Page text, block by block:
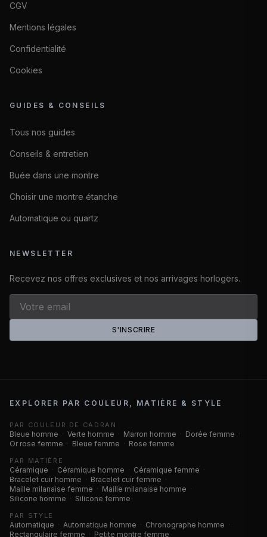
CGV
Mentions légales
Confidentialité
Cookies
GUIDES & CONSEILS
Tous nos guides
Conseils & entretien
Buée dans une montre
Choisir une montre étanche
Automatique ou quartz
NEWSLETTER
Recevez nos offres exclusives et nos arrivages horlogers.
S'INSCRIRE
EXPLORER PAR COULEUR, MATIÈRE & STYLE
PAR COULEUR DE CADRAN
Bleue homme · Verte homme · Marron homme · Dorée femme ·
Or rose femme · Bleue femme · Rose femme
PAR MATIÈRE
Céramique · Céramique homme · Céramique femme ·
Bracelet cuir homme · Bracelet cuir femme ·
Maille milanaise femme · Maille milanaise homme ·
Silicone homme · Silicone femme
PAR STYLE
Automatique · Automatique homme · Chronographe homme ·
Rectangulaire femme · Petite montre femme